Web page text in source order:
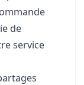
de
service